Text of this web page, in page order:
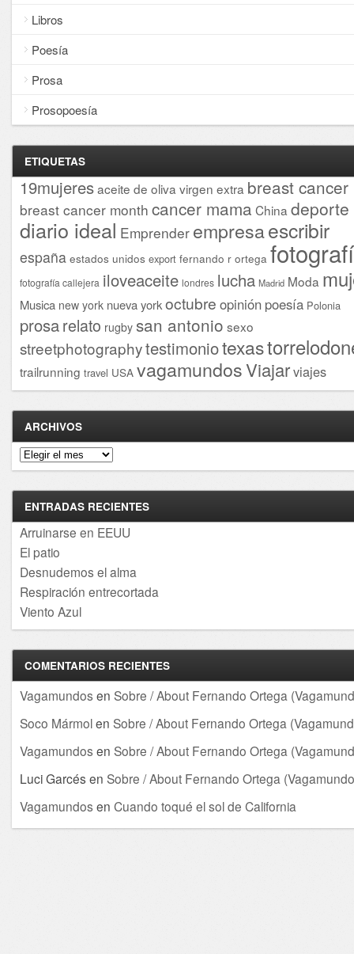
Libros
Poesía
Prosa
Prosopoesía
ETIQUETAS
19mujeresaceite de oliva virgen extra breast cancer
breast cancer month cancer mama China deporte
diario ideal Emprender empresaescribir
españa estados unidos export fernando r ortega
fotografía callejera iloveaceite londres lucha Madrid Moda
Musica new york nueva yorkoctubre opinión poesía Polonia
prosarelato rugby san antonio sexo
streetphotographytestimoniotexas
trailrunning travel USA vagamundosViajarviajes
ARCHIVOS
Archivos
ENTRADAS RECIENTES
Arruinarse en EEUU
El patio
Desnudemos el alma
Respiración entrecortada
Viento Azul
COMENTARIOS RECIENTES
Vagamundos en Sobre / About Fernando Ortega
Soco Mármolen Sobre / About Fernando Ortega
Vagamundos en Sobre / About Fernando Ortega
Luci Garcés en Sobre / About Fernando Ortega
Vagamundos en Cuando toqué el sol de California